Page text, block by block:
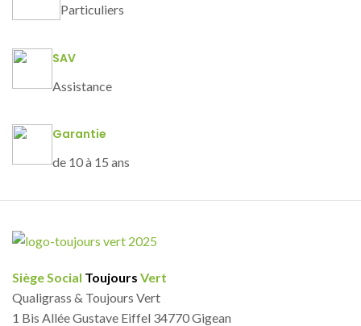
Particuliers
SAV
Assistance
Garantie
de 10 à 15 ans
Siège Social Toujours Vert
Qualigrass & Toujours Vert
1 Bis Allée Gustave Eiffel 34770 Gigean